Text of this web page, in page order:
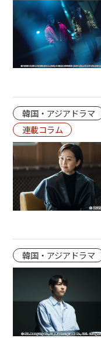
韓国・アジアドラマ
連載コラム
韓国・アジアドラマ